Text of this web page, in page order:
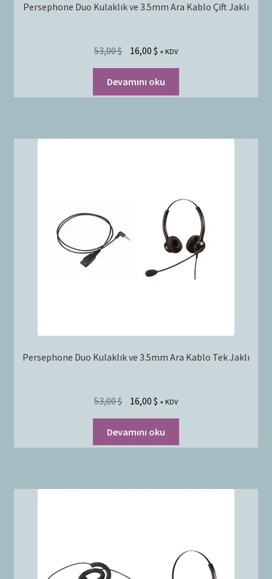
Persephone Duo Kulaklık ve 3.5mm Ara Kablo Çift Jaklı
53,00$ 16,00 $ + KDV
Devamını oku
Persephone Duo Kulaklık ve 3.5mm Ara Kablo Tek Jaklı
53,00$ 16,00 $ + KDV
Devamını oku